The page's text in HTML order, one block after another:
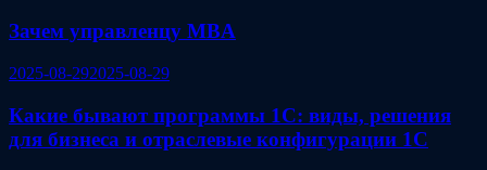
Зачем управленцу MBA
2025-08-292025-08-29
Какие бывают программы 1С: виды, решения
для бизнеса и отраслевые конфигурации 1С